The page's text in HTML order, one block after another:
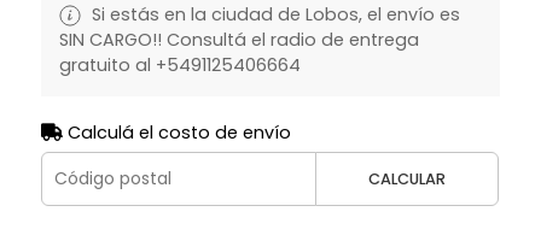
Si estás en la ciudad de Lobos, el envío es
SIN CARGO!! Consultá el radio de entrega
gratuito al +5491125406664
Calculá el costo de envío
CALCULAR